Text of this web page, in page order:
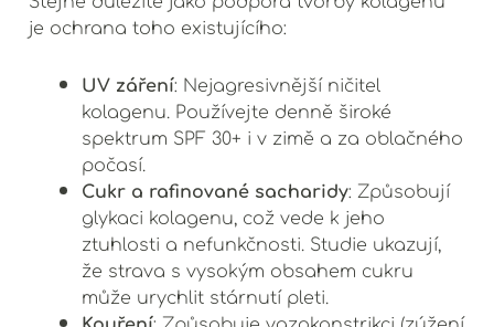
je ochrana toho existujícího:
UV záření: Nejagresivnější ničitel
kolagenu. Používejte denně široké
spektrum SPF 30+ i v zimě a za oblačného
počasí.
Cukr a rafinované sacharidy: Způsobují
glykaci kolagenu, což vede k jeho
ztuhlosti a nefunkčnosti. Studie ukazují,
že strava s vysokým obsahem cukru
může urychlit stárnutí pleti.
Kouření: Způsobuje vazokonstrikci (zúžení